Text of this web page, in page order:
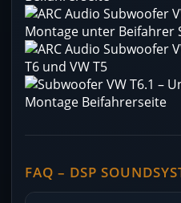
FAQ – DSP